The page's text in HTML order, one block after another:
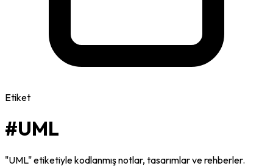
Etiket
#UML
"UML" etiketiyle kodlanmış notlar, tasarımlar ve rehberler.